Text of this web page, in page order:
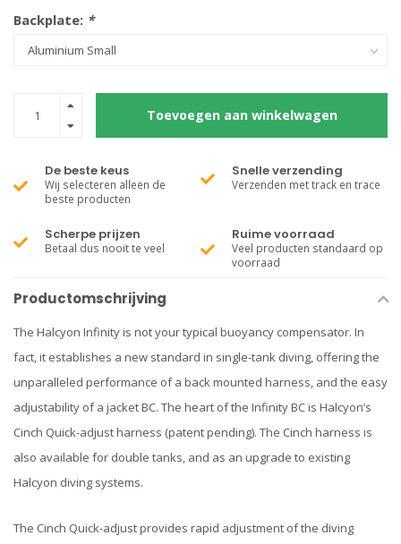
Backplate: *
Toevoegen aan winkelwagen
De beste keus
Wij selecteren alleen de
beste producten
Snelle verzending
Verzenden met track en trace
Scherpe prijzen
Betaal dus nooit te veel
Ruime voorraad
Veel producten standaard op
voorraad
Productomschrijving
The Halcyon Infinity is not your typical buoyancy compensator. In
fact, it establishes a new standard in single-tank diving, offering the
unparalleled performance of a back mounted harness, and the easy
adjustability of a jacket BC. The heart of the Infinity BC is Halcyon’s
Cinch Quick-adjust harness (patent pending). The Cinch harness is
also available for double tanks, and as an upgrade to existing
Halcyon diving systems.
The Cinch Quick-adjust provides rapid adjustment of the diving